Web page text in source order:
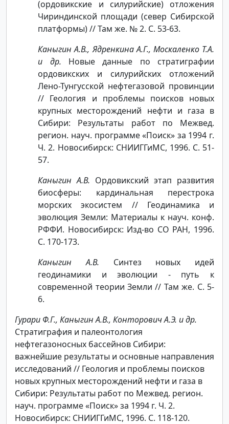
(ордовикские и силурийские) отложения
Чириндинской площади (север Сибирской
платформы) // Там же. № 2. С. 53-63.
Каныгин А.В., Ядренкина А.Г., Москаленко Т.А.
и др. Новые данные по стратиграфии
ордовикских и силурийских отложений
Лено-Тунгусской нефтегазовой провинции
// Геология и проблемы поисков новых
крупных месторождений нефти и газа в
Сибири: Результаты работ по Межвед.
регион. науч. программе «Поиск» за 1994 г.
Ч. 2. Новосибирск: СНИИГГиМС, 1996. С. 51-
57.
Каныгин А.В. Ордовикский этап развития
биосферы: кардинальная перестрока
морских экосистем // Геодинамика и
эволюция Земли: Материалы к науч. конф.
РФФИ. Новосибирск: Изд-во СО РАН, 1996.
С. 170-173.
Каныгин А.В. Синтез новых идей
геодинамики и эволюции - путь к
современной теории Земли // Там же. С. 5-
6.
Гурари Ф.Г., Каныгин А.В., Конторович А.Э. и др.
Стратиграфия и палеонтология
нефтегазоносных бассейнов Сибири:
важнейшие результаты и основные направления
исследований // Геология и проблемы поисков
новых крупных месторождений нефти и газа в
Сибири: Результаты работ по Межвед. регион.
науч. программе «Поиск» за 1994 г. Ч. 2.
Новосибирск: СНИИГГиМС, 1996. С. 118-120.